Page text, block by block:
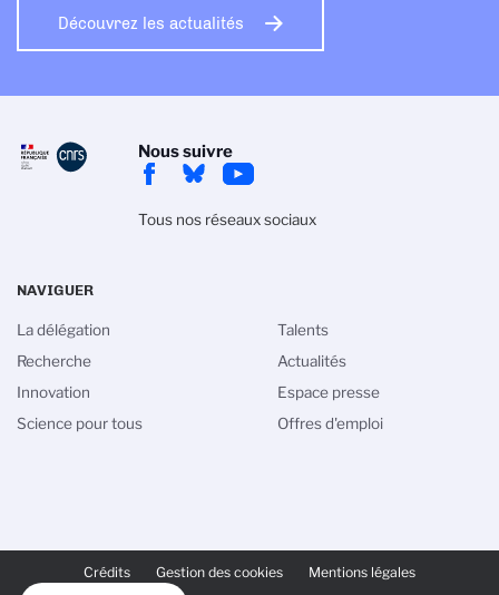
Découvrez les actualités
Nous suivre
Tous nos réseaux sociaux
PAGE
Crédits Gestion des cookies Mentions légales
NAVIGUER
La délégation
Recherche
Innovation
Science pour tous
Talents
Actualités
Espace presse
Offres d'emploi